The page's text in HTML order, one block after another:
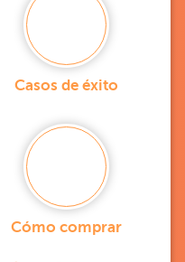
Casos de éxito
Cómo comprar